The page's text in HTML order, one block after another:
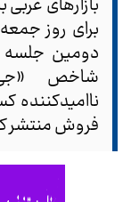
بازارهای
برای روز
دومین
شاخص
فروش منتشر